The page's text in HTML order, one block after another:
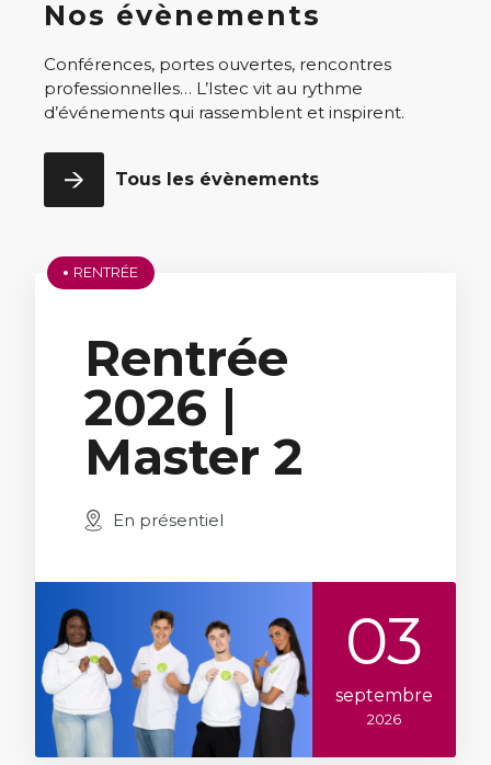
Nos évènements
Conférences, portes ouvertes, rencontres
professionnelles… L’Istec vit au rythme
d’événements qui rassemblent et inspirent.
Tous les évènements
RENTRÉE
Rentrée
2026 |
Master 2
En présentiel
03
septembre
2026